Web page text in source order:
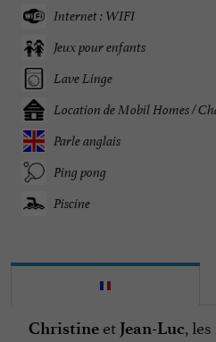
Internet : WIFI
Jeux pour enfants
Lave Linge
Location de Mobil Homes /
Parle anglais
Ping pong
Piscine
Christine et Jean-Luc,